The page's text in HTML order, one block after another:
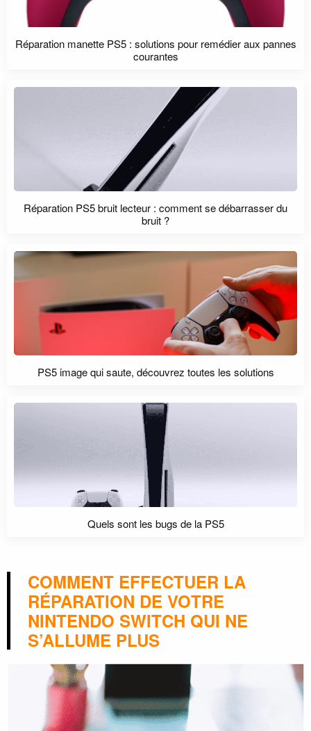
Réparation manette PS5 : solutions pour remédier aux pannes
courantes
Réparation PS5 bruit lecteur : comment se débarrasser du
bruit ?
PS5 image qui saute, découvrez toutes les solutions
Quels sont les bugs de la PS5
COMMENT EFFECTUER LA
RÉPARATION DE VOTRE
NINTENDO SWITCH QUI NE
S’ALLUME PLUS